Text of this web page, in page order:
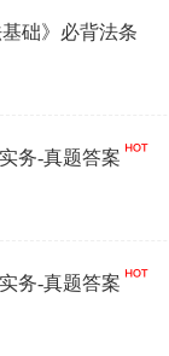
础》必背法条
务-真题答案
务-真题答案